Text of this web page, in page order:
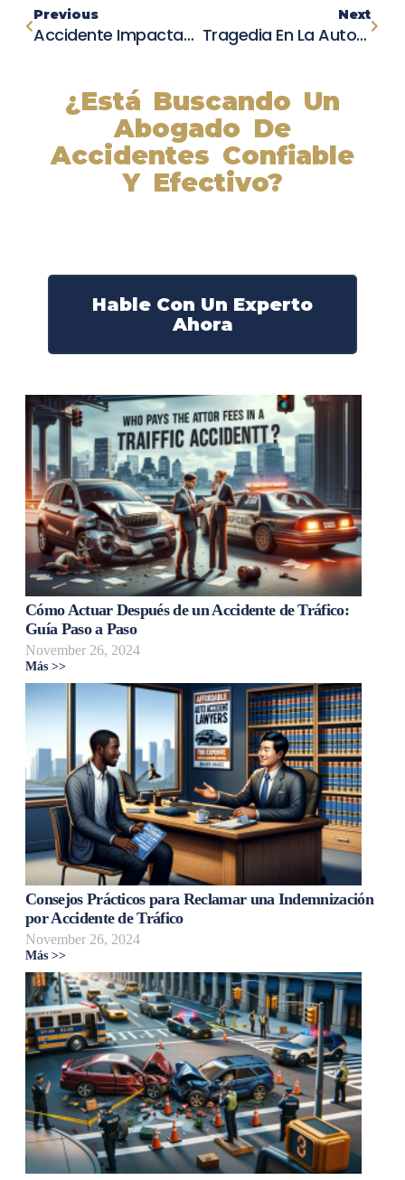
Previous
Accidente Impactante En Jackson Motorplex: Tim Kaeding Se Prepara Para Regresar
Next
Tragedia En La Autopista I-40: Muere Conductor En Vuelco De Semirremolque
¿Está Buscando Un
Abogado De
Accidentes Confiable
Y Efectivo?
Hable Con Un Experto
Ahora
Cómo Actuar Después de un Accidente de Tráfico:
Guía Paso a Paso
November 26, 2024
Más >>
Consejos Prácticos para Reclamar una Indemnización
por Accidente de Tráfico
November 26, 2024
Más >>